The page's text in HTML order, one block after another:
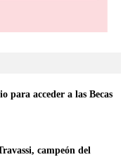
para acceder a las Becas
campeón del